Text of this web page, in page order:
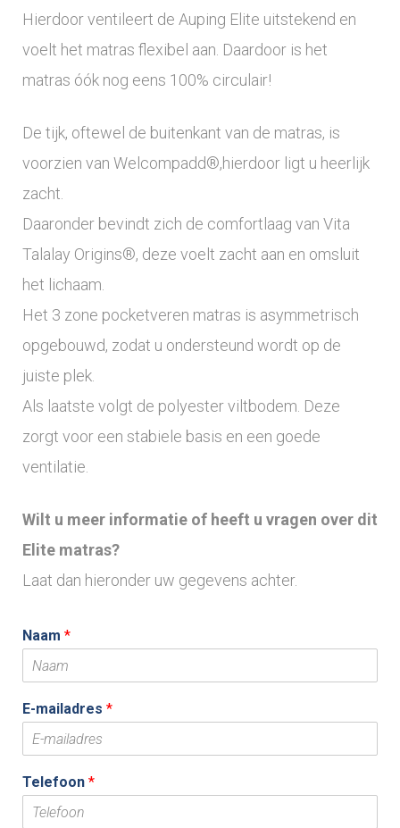
Hierdoor ventileert de Auping Elite uitstekend en
voelt het matras flexibel aan. Daardoor is het
matras óók nog eens 100% circulair!
De tijk, oftewel de buitenkant van de matras, is
voorzien van Welcompadd®,hierdoor ligt u heerlijk
zacht.
Daaronder bevindt zich de comfortlaag van Vita
Talalay Origins®, deze voelt zacht aan en omsluit
het lichaam.
Het 3 zone pocketveren matras is asymmetrisch
opgebouwd, zodat u ondersteund wordt op de
juiste plek.
Als laatste volgt de polyester viltbodem. Deze
zorgt voor een stabiele basis en een goede
ventilatie.
Wilt u meer informatie of heeft u vragen over dit
Elite matras?
Laat dan hieronder uw gegevens achter.
Naam *
E-mailadres *
Telefoon *